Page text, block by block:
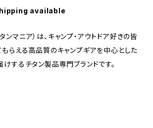
available
マニア）は、キャンプ・アウトドア好きの皆
らえる高品質のキャンプギアを中心とした
するチタン製品専門ブランドです。